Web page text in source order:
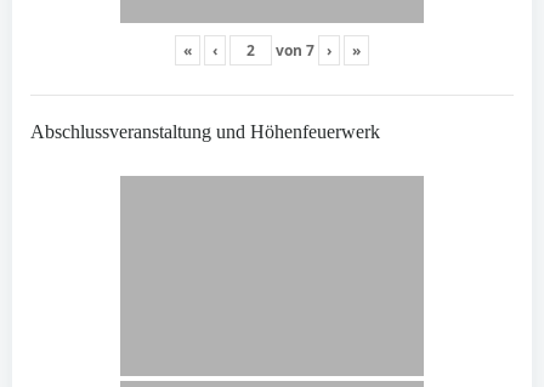
« ‹ von 7 › »
Abschlussveranstaltung und Höhenfeuerwerk